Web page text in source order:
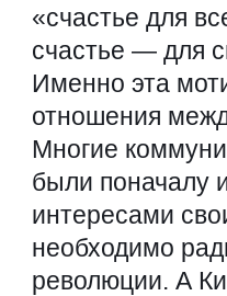
«счастье для
счастье — для
Именно эта
отношения
Многие
были поначалу
интересами
необходимо
революции. А